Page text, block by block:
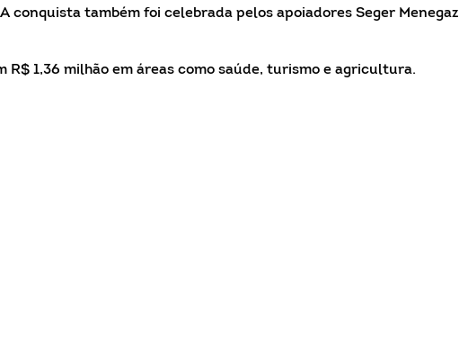
conquista também foi celebrada pelos apoiadores Seger Menegaz
R$ 1,36 milhão em áreas como saúde, turismo e agricultura.